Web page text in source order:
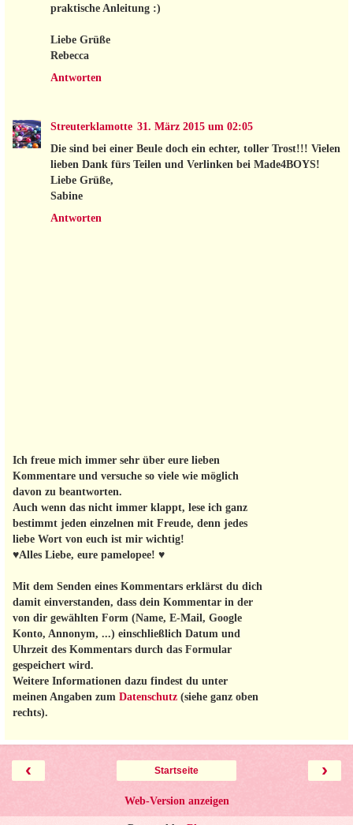
praktische Anleitung :)
Liebe Grüße
Rebecca
Antworten
Streuterklamotte 31. März 2015 um 02:05
Die sind bei einer Beule doch ein echter, toller Trost!!! Vielen
lieben Dank fürs Teilen und Verlinken bei Made4BOYS!
Liebe Grüße,
Sabine
Antworten
Ich freue mich immer sehr über eure lieben
Kommentare und versuche so viele wie möglich
davon zu beantworten.
Auch wenn das nicht immer klappt, lese ich ganz
bestimmt jeden einzelnen mit Freude, denn jedes
liebe Wort von euch ist mir wichtig!
♥Alles Liebe, eure pamelopee! ♥
Mit dem Senden eines Kommentars erklärst du dich
damit einverstanden, dass dein Kommentar in der
von dir gewählten Form (Name, E-Mail, Google
Konto, Annonym, ...) einschließlich Datum und
Uhrzeit des Kommentars durch das Formular
gespeichert wird.
Weitere Informationen dazu findest du unter
meinen Angaben zum Datenschutz (siehe ganz oben
rechts).
‹ ›
Startseite
Web-Version anzeigen